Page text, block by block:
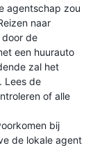
agentschap zou
naar
door de
een huurauto
zal het
Lees de
of alle
bij
de lokale agent